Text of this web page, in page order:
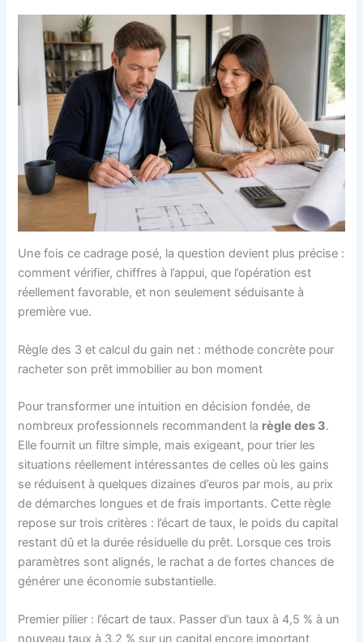
Une fois ce cadrage posé, la question devient plus précise :
comment vérifier, chiffres à l’appui, que l’opération est
réellement favorable, et non seulement séduisante à
première vue.
Règle des 3 et calcul du gain net : méthode concrète pour
racheter son prêt immobilier au bon moment
Pour transformer une intuition en décision fondée, de
nombreux professionnels recommandent la règle des 3.
Elle fournit un filtre simple, mais exigeant, pour trier les
situations réellement intéressantes de celles où les gains
se réduisent à quelques dizaines d’euros par mois, au prix
de démarches longues et de frais importants. Cette règle
repose sur trois critères : l’écart de taux, le poids du capital
restant dû et la durée résiduelle du prêt. Lorsque ces trois
paramètres sont alignés, le rachat a de fortes chances de
générer une économie substantielle.
Premier pilier : l’écart de taux. Passer d’un taux à 4,5 % à un